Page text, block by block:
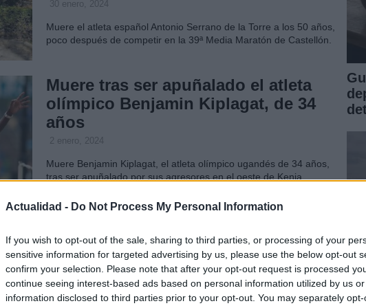
Actualidad - Do Not Process My Personal Information
If you wish to opt-out of the sale, sharing to third parties, or processing of your
sensitive information for targeted advertising by us, please use the below opt-out
confirm your selection. Please note that after your opt-out request is processed
continue seeing interest-based ads based on personal information utilized by us
information disclosed to third parties prior to your opt-out. You may separately
30 enero, 2024
Muere el atleta español Antonio Serrano de la Torre a los 50 años,
poco después de competir en la 39ª Media Maratón de Castellón.
Muere tras ser apuñalado el atleta
olímpico Benjamin Kiplagat, de 34
años
2 enero, 2024
Muere Benjamin Kiplagat, el atleta olímpico ugandés de 34 años,
tras ser apuñalado por sus agresores en el oeste de Kenia.
«Los blancos son peores que los
negros»
La atleta Ana Peleteiro está pasando por una época de grandes